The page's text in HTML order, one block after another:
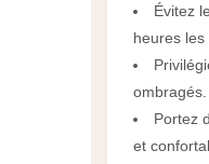
Évitez
heures les
ombragés.
Portez
et